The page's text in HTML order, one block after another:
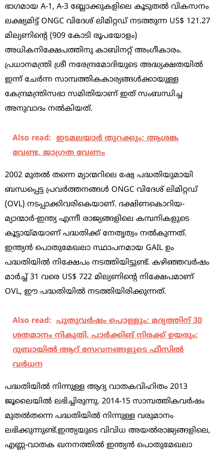
ഭാഗമായ A-1, A-3 ബ്ലോക്കുകളിലെ കൂടുതൽ വികസനം
ലക്ഷ്യമിട്ട് ONGC വിദേശ് ലിമിറ്റഡ് നടത്തുന്ന US$ 121.27
മില്യണിന്റെ (909 കോടി രൂപയോളം)
അധികനിക്ഷേപത്തിനു കാബിനറ്റ് അംഗീകാരം.
പ്രധാനമന്ത്രി ശ്രീ നരേന്ദ്രമോദിയുടെ അദ്ധ്യക്ഷതയിൽ
ഇന്ന് ചേർന്ന സാമ്പത്തികകാര്യങ്ങൾക്കായുള്ള
കേന്ദ്രമന്ത്രിസഭാ സമിതിയാണ് ഇത് സംബന്ധിച്ച
അനുവാദം നൽകിയത്.
Also read: ഇടമലയാര്‍ തുറക്കും; ആശങ്ക
വേണ്ട, ജാഗ്രത വേണം
2002 മുതൽ തന്നെ മ്യാന്മറിലെ ഷ്വേ പദ്ധതിയുമായി
ബന്ധപ്പെട്ട പ്രവർത്തനങ്ങൾ ONGC വിദേശ് ലിമിറ്റഡ്
(OVL) നടപ്പാക്കിവരികെയാണ്. ദക്ഷിണകൊറിയ-
മ്യാന്മാർ-ഇന്ത്യ എന്നീ രാജ്യങ്ങളിലെ കമ്പനികളുടെ
കൂട്ടായ്മയാണ് പദ്ധതിക്ക് നേതൃത്വം നൽകുന്നത്.
ഇന്ത്യൻ പൊതുമേഖലാ സ്ഥാപനമായ GAIL ഉം
പദ്ധതിയിൽ നിക്ഷേപം നടത്തിയിട്ടുണ്ട്. കഴിഞ്ഞവർഷം
മാർച്ച് 31 വരെ US$ 722 മില്യണിന്‍റെ നിക്ഷേപമാണ്
OVL, ഈ പദ്ധതിയിൽ നടത്തിയിരിക്കുന്നത്.
Also read: പുതുവർഷം പൊള്ളും: മദ്യത്തിന് 30
ശതമാനം നികുതി, പാർക്കിങ് നിരക്ക് ഉയരും;
ദുബായിൽ ആറ് സേവനങ്ങളുടെ ഫീസിൽ
വർധന
പദ്ധതിയിൽ നിന്നുള്ള ആദ്യ വാതകവിഹിതം 2013
ജൂലൈയിൽ ലഭിച്ചിരുന്നു. 2014-15 സാമ്പത്തികവർഷം
മുതൽതന്നെ പദ്ധതിയിൽ നിന്നുള്ള വരുമാനം
ലഭിക്കുന്നുണ്ട്.ഇന്ത്യയുടെ വിവിധ അയൽരാജ്യങ്ങളിലെ,
എണ്ണ-വാതക ഖനനത്തിൽ ഇന്ത്യൻ പൊതുമേഖലാ